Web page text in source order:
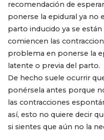
recomendación de
ponerse la epidural ya no
parto inducido ya se
comiencen las
problema en ponerse la
latente o previa del parto.
De hecho suele ocurrir
ponérsela antes porque
las contracciones
así, esto no quiere decir
si sientes que aún no la